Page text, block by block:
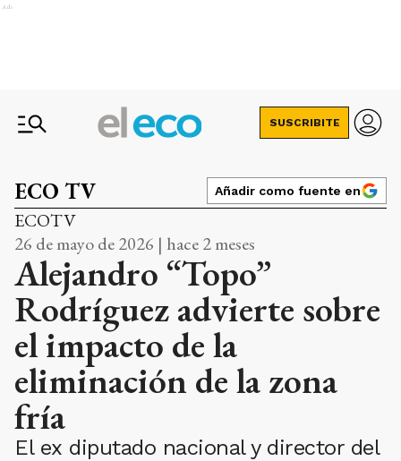
Ads
SUSCRIBITE
ECO TV Añadir como fuente en
ECOTV
26 de mayo de 2026 | hace 2 meses
Alejandro “Topo”
Rodríguez advierte sobre
el impacto de la
eliminación de la zona
fría
El ex diputado nacional y director del